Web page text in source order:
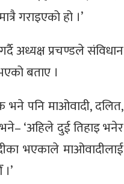
गराइएको हो ।’
अध्यक्ष प्रचण्डले संविधान
बताए ।
भने पनि माओवादी, दलित,
‘अहिले दुई तिहाइ भनेर
भएकाले माओवादीलाई